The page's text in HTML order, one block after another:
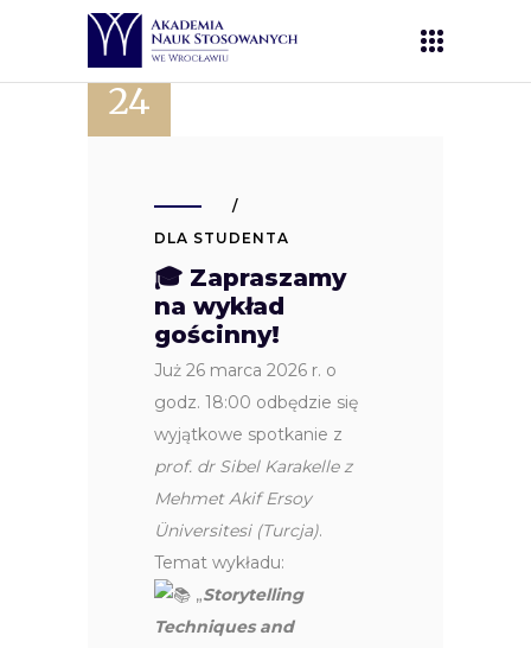
MAR
24
DLA STUDENTA
🎓 Zapraszamy
na wykład
gościnny!
Już 26 marca 2026 r. o
godz. 18:00 odbędzie się
wyjątkowe spotkanie z
prof. dr Sibel Karakelle z
Mehmet Akif Ersoy
Üniversitesi (Turcja).
Temat wykładu:
„Storytelling
Techniques and